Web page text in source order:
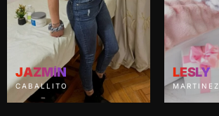
JAZMÍN
CABALLITO
LESLY
MARTINEZ